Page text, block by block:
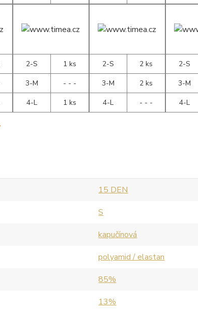
2-S
1 ks
3-M
- - -
4-L
1 ks
2-S
2 ks
3-M
2 ks
4-L
- - -
2-S
3-M
4-L
15 DEN
S
kapučínová
polyamid / elastan
85%
13%